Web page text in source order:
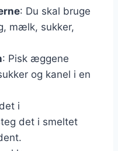
: Du skal bruge
mælk, sukker,
: Pisk æggene
og kanel i en
i
det i smeltet